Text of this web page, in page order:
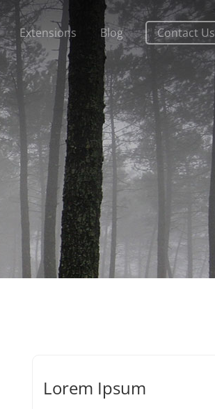
Extensions Blog Contact Us
Lorem Ipsum